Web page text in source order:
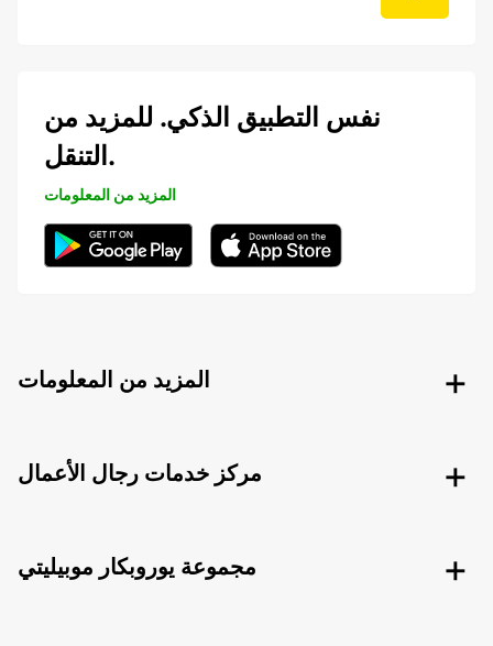
نفس التطبيق الذكي. للمزيد من
التنقل.
المزيد من المعلومات
المزيد من المعلومات
مركز خدمات رجال الأعمال
مجموعة يوروبكار موبيليتي